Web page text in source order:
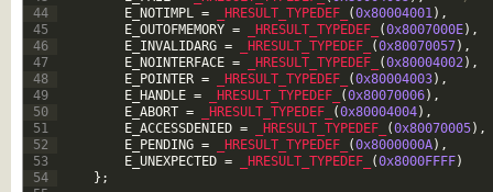
44
45
46
47
48
49
50
51
52
53
54
E_NOTIMPL = _HRESULT_TYPEDEF_ (0x80004001) ,
E_OUTOFMEMORY = _HRESULT_TYPEDEF_ (0x8007000E) ,
E_INVALIDARG = _HRESULT_TYPEDEF_ (0x80070057) ,
E_NOINTERFACE = _HRESULT_TYPEDEF_ (0x80004002) ,
E_POINTER = _HRESULT_TYPEDEF_ (0x80004003) ,
E_HANDLE = _HRESULT_TYPEDEF_ (0x80070006) ,
E_ABORT = _HRESULT_TYPEDEF_ (0x80004004) ,
E_ACCESSDENIED = _HRESULT_TYPEDEF_ (0x80070005) ,
E_PENDING = _HRESULT_TYPEDEF_ (0x8000000A) ,
E_UNEXPECTED = _HRESULT_TYPEDEF_ (0x8000FFFF)
} ;